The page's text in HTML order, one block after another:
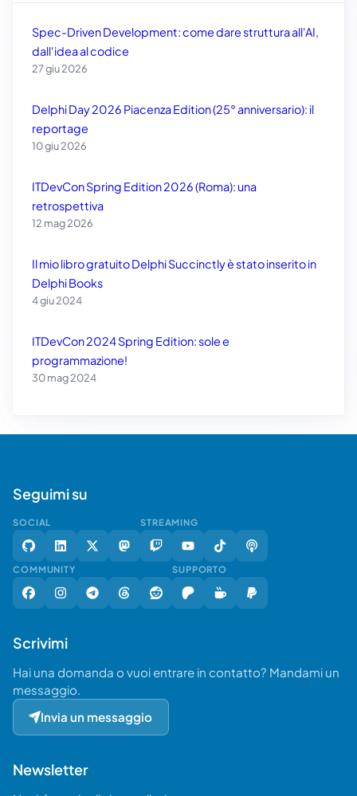
Spec-Driven Development: come dare struttura all'AI,
dall'idea al codice
27 giu 2026
Delphi Day 2026 Piacenza Edition (25° anniversario): il
reportage
10 giu 2026
ITDevCon Spring Edition 2026 (Roma): una
retrospettiva
12 mag 2026
Il mio libro gratuito Delphi Succinctly è stato inserito in
Delphi Books
4 giu 2024
ITDevCon 2024 Spring Edition: sole e
programmazione!
30 mag 2024
Seguimi su
SOCIAL STREAMING
COMMUNITY SUPPORTO
Scrivimi
Hai una domanda o vuoi entrare in contatto? Mandami un
messaggio.
Invia un messaggio
Newsletter